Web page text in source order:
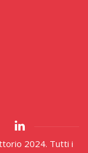
2024. Tutti i